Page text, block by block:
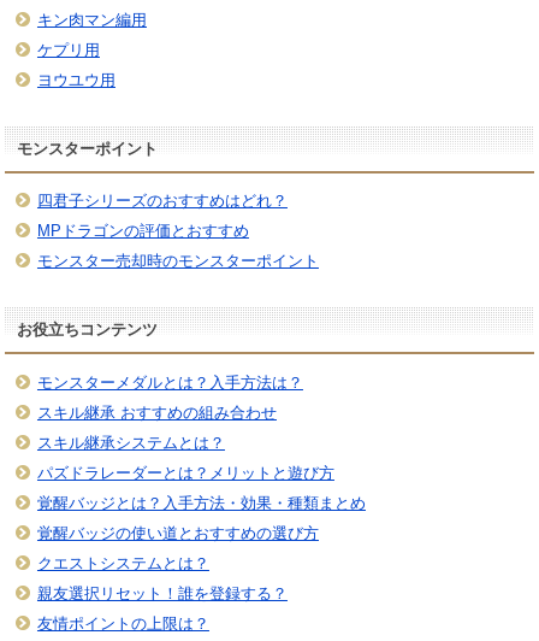
キン肉マン編用
ケプリ用
ヨウユウ用
モンスターポイント
四君子シリーズのおすすめはどれ？
MPドラゴンの評価とおすすめ
モンスター売却時のモンスターポイント
お役立ちコンテンツ
モンスターメダルとは？入手方法は？
スキル継承 おすすめの組み合わせ
スキル継承システムとは？
パズドラレーダーとは？メリットと遊び方
覚醒バッジとは？入手方法・効果・種類まとめ
覚醒バッジの使い道とおすすめの選び方
クエストシステムとは？
親友選択リセット！誰を登録する？
友情ポイントの上限は？